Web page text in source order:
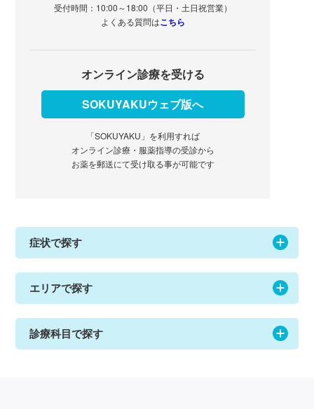
受付時間：10:00～18:00（平日・土日祝営業）
よくある質問はこちら
オンライン診療を受ける
SOKUYAKUウェブ版へ
「SOKUYAKU」を利用すれば
オンライン診療・服薬指導の受診から
お薬を郵送にて受け取る事が可能です
症状で探す
エリアで探す
診療科目で探す